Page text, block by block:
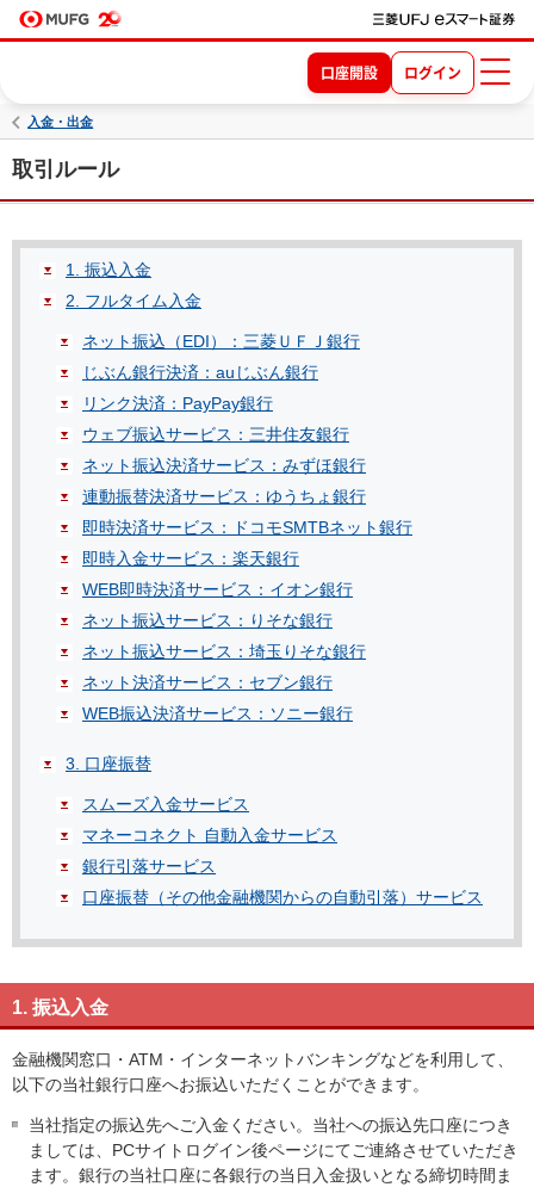
口座開設 ログイン
入金・出金
取引ルール
1. 振込入金
2. フルタイム入金
ネット振込（EDI）：三菱ＵＦＪ銀行
じぶん銀行決済：auじぶん銀行
リンク決済：PayPay銀行
ウェブ振込サービス：三井住友銀行
ネット振込決済サービス：みずほ銀行
連動振替決済サービス：ゆうちょ銀行
即時決済サービス：ドコモSMTBネット銀行
即時入金サービス：楽天銀行
WEB即時決済サービス：イオン銀行
ネット振込サービス：りそな銀行
ネット振込サービス：埼玉りそな銀行
ネット決済サービス：セブン銀行
WEB振込決済サービス：ソニー銀行
3. 口座振替
スムーズ入金サービス
マネーコネクト 自動入金サービス
銀行引落サービス
口座振替（その他金融機関からの自動引落）サービス
1. 振込入金
金融機関窓口・ATM・インターネットバンキングなどを利用して、
以下の当社銀行口座へお振込いただくことができます。
当社指定の振込先へご入金ください。当社への振込先口座につき
ましては、PCサイトログイン後ページにてご連絡させていただき
ます。銀行の当社口座に各銀行の当日入金扱いとなる締切時間ま